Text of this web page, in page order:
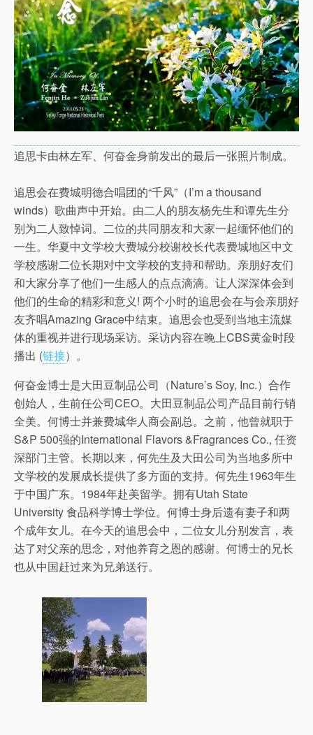
追思卡由林左军、何奋金身前发出的最后一张照片制成。
追思会在费城明德合唱团的“千风”（I’m a thousand
winds）歌曲声中开始。由二人的朋友杨先生和谭先生分
别为二人致悼词。二位的共同朋友和大家一起缅怀他们的
一生。华夏中文学校大费城分校谢校长代表费城地区中文
学校感谢二位长期对中文学校的支持和帮助。亲朋好友们
和大家分享了他们一生感人的点点滴滴。让人深深体会到
他们的生命的精彩和意义! 两个小时的追思会在与会亲朋好
友齐唱Amazing Grace中结束。追思会也受到当地主流媒
体的重视并进行现场采访。采访内容在晚上CBS黄金时段
播出 (链接）。
何奋金博士是大田豆制品公司（Nature’s Soy, Inc.）合作
创始人，生前任公司CEO。大田豆制品公司产品目前行销
全美。何博士并兼费城华人商会副总。之前，他曾就职于
S&P 500强的International Flavors &Fragrances Co., 任资
深部门主管。长期以来，何先生及大田公司为当地多所中
文学校的发展成长提供了多方面的支持。何先生1963年生
于中国广东。1984年赴美留学。拥有Utah State
University 食品科学博士学位。何博士身后遗有妻子和两
个成年女儿。在今天的追思会中，二位女儿分别发言，表
达了对父亲的思念，对他养育之恩的感谢。何博士的兄长
也从中国赶过来为兄弟送行。